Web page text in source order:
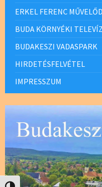
ERKEL FERENC
BUDA KÖRNYÉKI
BUDAKESZI VADASPARK
HIRDETÉSFELVÉTEL
IMPRESSZUM